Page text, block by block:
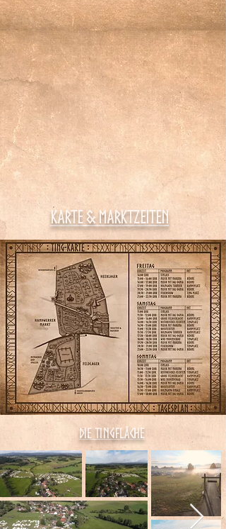
Karte & Marktzeiten
Die Tingfläche